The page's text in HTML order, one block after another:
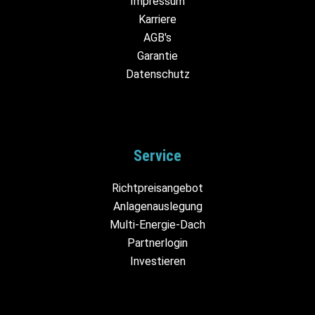
Karriere
AGB's
Garantie
Datenschutz
Service
Richtpreisangebot
Anlagenauslegung
Multi-Energie-Dach
Partnerlogin
Investieren